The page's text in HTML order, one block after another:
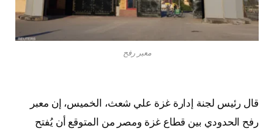
معبر رفح
قال رئيس لجنة إدارة غزة علي شعث، الخميس، إن معبر
رفح الحدودي بين قطاع غزة ومصر من المتوقع أن يُفتح